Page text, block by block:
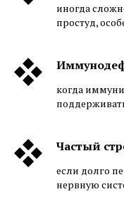
иногда
простуд,
когда
Частый
если долго
нервную